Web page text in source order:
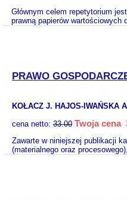
Głównym celem repetytorium
prawną papierów wartościowych
PRAWO
KOŁACZ J. HAJOS-IWAŃSKA
cena netto: 33.00 Twoja cena
Zawarte w niniejszej publikacji
(materialnego oraz